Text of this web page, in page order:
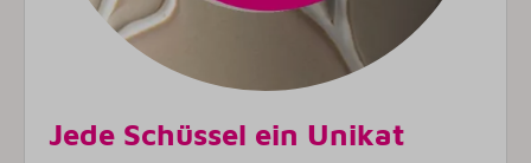
Jede Schüssel ein Unikat